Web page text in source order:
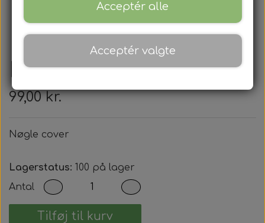
Nøgle cover
99,00 kr.
Nøgle cover
Lagerstatus: 100 på lager
Antal
Tilføj til kurv
Acceptér alle
Acceptér valgte